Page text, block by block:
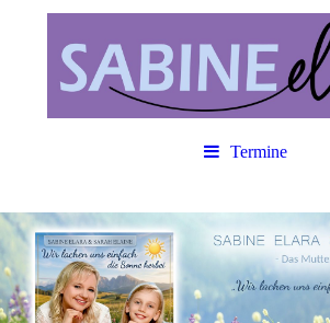
Termine